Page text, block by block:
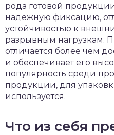
рода готовой
надежную фиксацию,
устойчивостью к
разрывным нагрузкам.
отличается более чем
и обеспечивает его
популярность среди
продукции, для
используется.
Что из себя